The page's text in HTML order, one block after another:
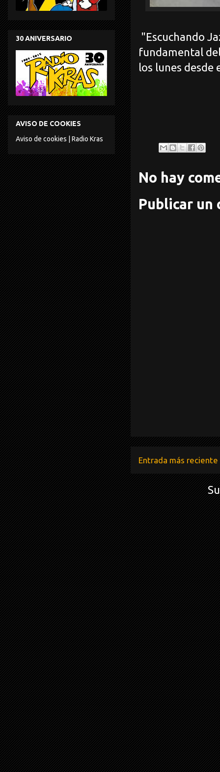
"Escuchando
fundamental
los lunes desde
No hay
Publicar un
Entrada más reciente
30 ANIVERSARIO
AVISO DE COOKIES
Aviso de cookies | Radio Kras